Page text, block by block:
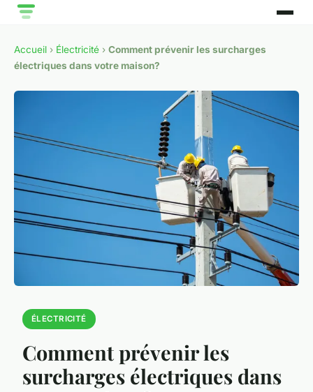
Accueil › Électricité › Comment prévenir les surcharges
électriques dans votre maison?
ÉLECTRICITÉ
Comment prévenir les
surcharges électriques dans